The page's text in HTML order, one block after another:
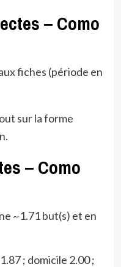
– Como
fiches (période en
sur la forme
– Como
~1.71 but(s) et en
; domicile 2.00 ;